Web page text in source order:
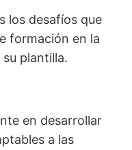
los desafíos que
formación en la
su plantilla.
en desarrollar
a las